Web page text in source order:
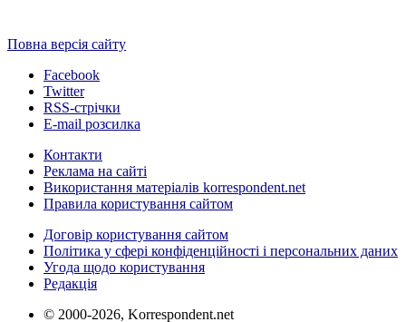
Повна версія сайту
Facebook
Twitter
RSS-стрічки
E-mail розсилка
Контакти
Реклама на сайті
Використання матеріалів korrespondent.net
Правила користування сайтом
Договір користування сайтом
Політика у сфері конфіденційності і персональних даних
Угода щодо користування
Редакція
© 2000-2026, Korrespondent.net